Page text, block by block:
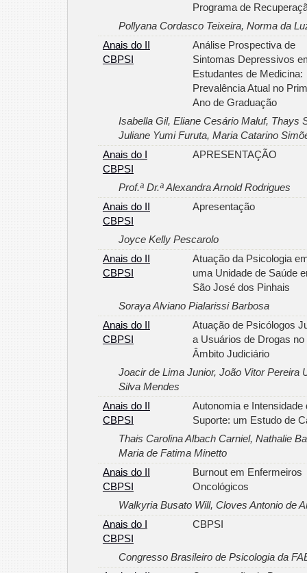
Programa de
Pollyana Cordasco Teixeira, Norma da
Anais do II
CBPSI
Análise Prospectiva de
Sintomas Depressivos
Estudantes de Medicina:
Prevalência Atual no
Ano de Graduação
Isabella Gil, Eliane Cesário Maluf, Thays
Juliane Yumi Furuta, Maria Catarino
Anais do I
CBPSI
APRESENTAÇÃO
Prof.ª Dr.ª Alexandra Arnold Rodrigues
Anais do II
CBPSI
Apresentação
Joyce Kelly Pescarolo
Anais do II
CBPSI
Atuação da Psicologia
uma Unidade de Saúde
São José dos Pinhais
Soraya Alviano Pialarissi Barbosa
Anais do II
CBPSI
Atuação de Psicólogos
a Usuários de Drogas no
Âmbito Judiciário
Joacir de Lima Junior, João Vitor Pereira
Silva Mendes
Anais do II
CBPSI
Autonomia e Intensidade
Suporte: um Estudo de
Thais Carolina Albach Carniel, Nathalie
Maria de Fatima Minetto
Anais do II
CBPSI
Burnout em Enfermeiros
Oncológicos
Walkyria Busato Will, Cloves Antonio de
Anais do I
CBPSI
CBPSI
Congresso Brasileiro de Psicologia da